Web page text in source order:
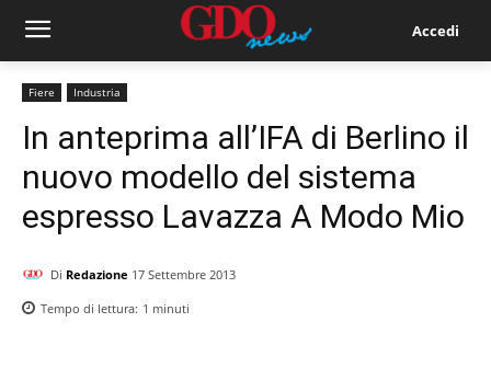
Accedi
Fiere Industria
In anteprima all’IFA di Berlino il
nuovo modello del sistema
espresso Lavazza A Modo Mio
Di Redazione 17 Settembre 2013
Tempo di lettura: 1 minuti